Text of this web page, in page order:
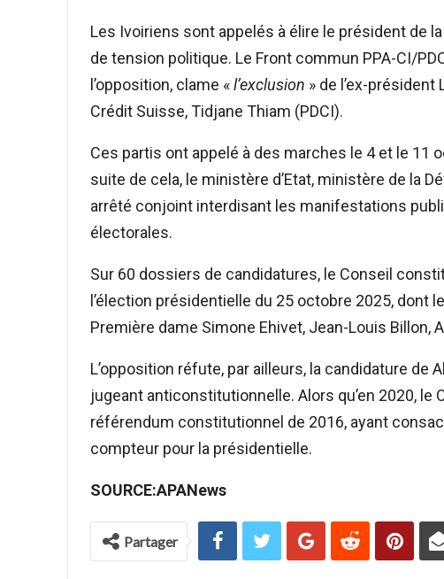
Les Ivoiriens sont appelés à élire le président de
de tension politique. Le Front commun PPA-CI/
l’opposition, clame «l’exclusion » de l’ex-président
Crédit Suisse, Tidjane Thiam (PDCI).
Ces partis ont appelé à des marches le 4 et le 11
suite de cela, le ministère d’Etat, ministère de la
arrêté conjoint interdisant les manifestations
électorales.
Sur 60 dossiers de candidatures, le Conseil
l’élection présidentielle du 25 octobre 2025, dont
Première dame Simone Ehivet, Jean-Louis Billon,
L’opposition réfute, par ailleurs, la candidature de
jugeant anticonstitutionnelle. Alors qu’en 2020,
référendum constitutionnel de 2016, ayant
compteur pour la présidentielle.
SOURCE:APANews
Partager